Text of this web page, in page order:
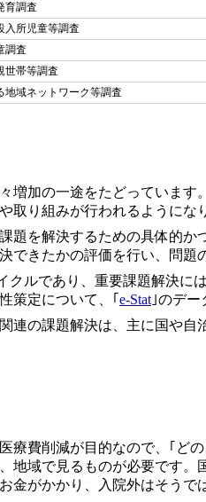
育調査
入所児童等調査
調査
世帯等調査
地域ネットワーク等調査
増加の一途をたどっていま
取り組みが行われるようにな
題を解決するための具体的
できたかの評価を行い、問題
クルであり、重要課題解決に
策定について、｢ e-Stat ｣のデー
連の課題解決は、主に国や
療費削減が目的なので、｢ど
地域で見るものが必要です
金がかかり、入院外はそうで